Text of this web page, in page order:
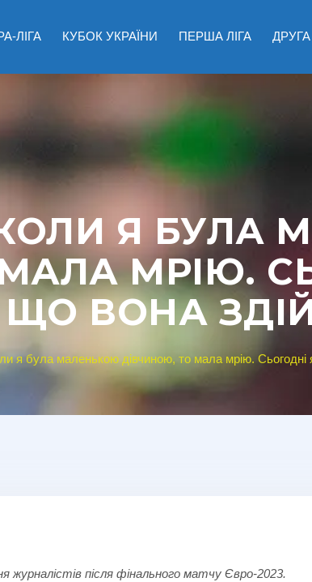
ЛІГА КУБОК УКРАЇНИ ПЕРША ЛІГА ДРУГА
Я БУЛА
МРІЮ.
ВОНА
я була маленькою дівчиною, то мала мрію. Сьогодні
журналістів після фінального матчу Євро-2023.